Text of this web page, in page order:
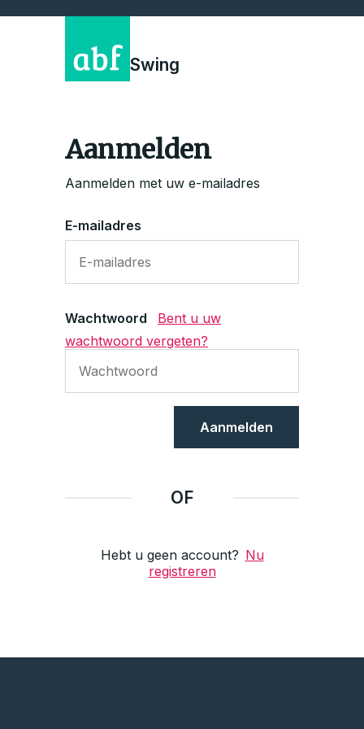
Swing
Aanmelden
Aanmelden met uw e-mailadres
E-mailadres
Wachtwoord
Bent u uw
wachtwoord vergeten?
Aanmelden
OF
Hebt u geen account? Nu
registreren